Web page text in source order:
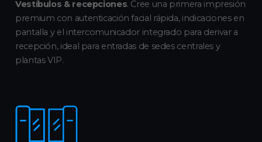
Vestíbulos & recepciones. Cree una primera impresión
premium con autenticación facial rápida, indicaciones en
pantalla y el intercomunicador integrado para derivar a
recepción, ideal para entradas de sedes centrales y
plantas VIP.